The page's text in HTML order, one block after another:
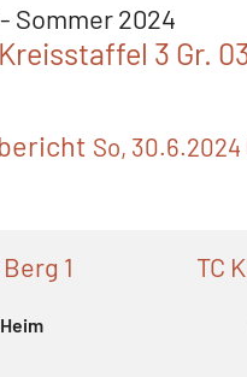
Sommer 2024
3 Gr.
So,
Berg 1
Heim
TC